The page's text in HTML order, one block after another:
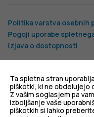
Politika varstva osebnih
Pogoji uporabe
Izjava o dostopnosti
Ta spletna stran
piškotki, ki ne obdelujejo
Z vašim soglasjem pa
izboljšanje vaše
piškotkih si lahko